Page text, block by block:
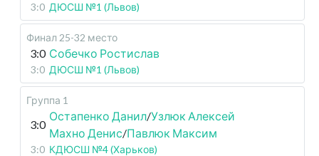
3:0 ДЮСШ №1 (Львов)
Финал 25-32 место
3:0 Собечко Ростислав
3:0 ДЮСШ №1 (Львов)
Группа 1
3:0
Остапенко Данил/Узлюк Алексей
Махно Денис/Павлюк Максим
3:0 КДЮСШ №4 (Харьков)